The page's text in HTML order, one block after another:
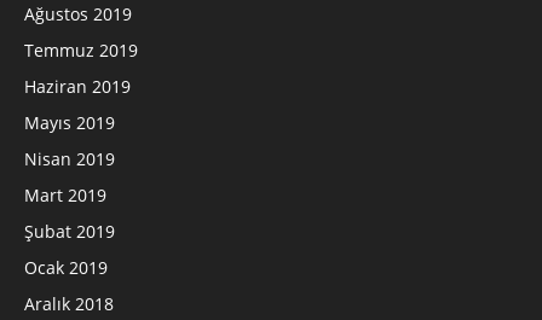
Ağustos 2019
Temmuz 2019
Haziran 2019
Mayıs 2019
Nisan 2019
Mart 2019
Şubat 2019
Ocak 2019
Aralık 2018